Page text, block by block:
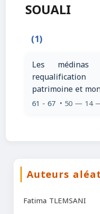
SOUALI
(1)
Les
patrimoine et
61 - 67 • 50 — 14
Auteurs
Fatima TLEMSANI